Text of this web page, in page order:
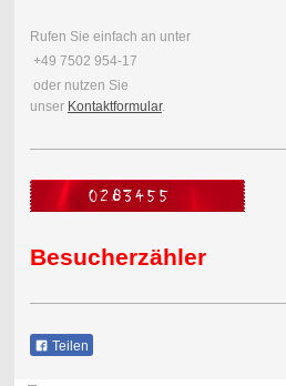
Rufen Sie einfach an unter
+49 7502 954-17
oder nutzen Sie
unser Kontaktformular.
Besucherzähler
Teilen